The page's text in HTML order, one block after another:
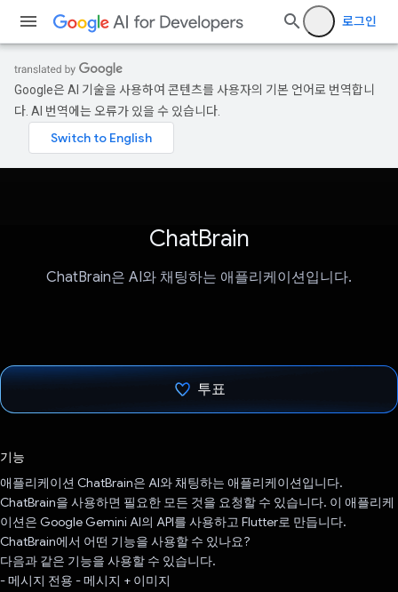
로그인
Google은 AI 기술을 사용하여 콘텐츠를 사용자의 기본 언어로 번역합니
다. AI 번역에는 오류가 있을 수 있습니다.
ChatBrain
ChatBrain은 AI와 채팅하는 애플리케이션입니다.
투표
기능
애플리케이션 ChatBrain은 AI와 채팅하는 애플리케이션입니다.
ChatBrain을 사용하면 필요한 모든 것을 요청할 수 있습니다. 이 애플리케
이션은 Google Gemini AI의 API를 사용하고 Flutter로 만듭니다.
ChatBrain에서 어떤 기능을 사용할 수 있나요?
다음과 같은 기능을 사용할 수 있습니다.
- 메시지 전용 - 메시지 + 이미지